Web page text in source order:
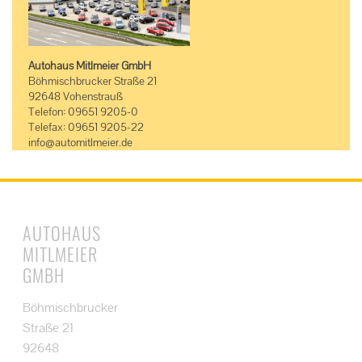
Autohaus Mitlmeier GmbH
Böhmischbrucker Straße 21
92648 Vohenstrauß
Telefon: 09651 9205-0
Telefax: 09651 9205-22
info@automitlmeier.de
AUTOHAUS
MITLMEIER
GMBH
Böhmischbrucker
Straße 21
92648